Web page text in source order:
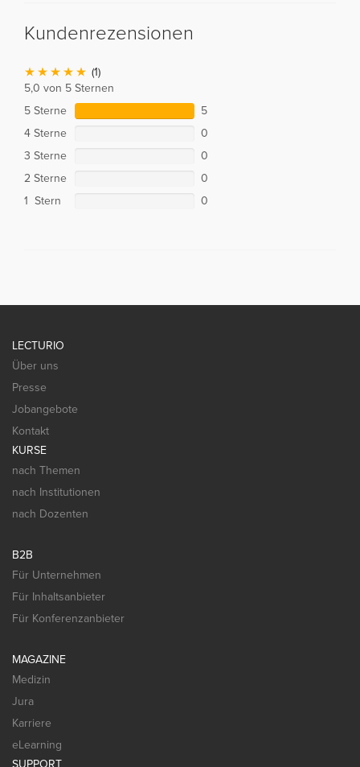
Kundenrezensionen
(1)
5,0 von 5 Sternen
5 Sterne
5
4 Sterne
0
3 Sterne
0
2 Sterne
0
1 Stern
0
LECTURIO
Über uns
Presse
Jobangebote
Kontakt
KURSE
nach Themen
nach Institutionen
nach Dozenten
B2B
Für Unternehmen
Für Inhaltsanbieter
Für Konferenzanbieter
MAGAZINE
Medizin
Jura
Karriere
eLearning
SUPPORT